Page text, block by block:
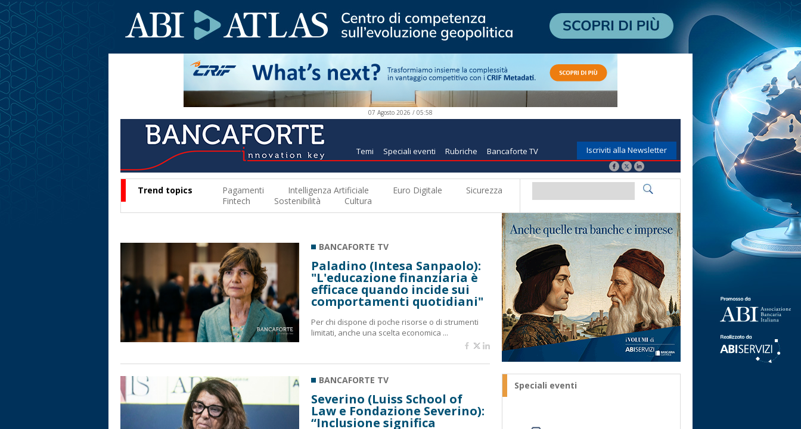
07 Agosto 2026 / 05:58
Temi Speciali eventi Rubriche Bancaforte TV Iscriviti alla Newsletter
Trend topics Pagamenti Intelligenza Artificiale Euro Digitale
Sicurezza
Fintech
Sostenibilità Cultura
BANCAFORTE TV
Paladino (Intesa Sanpaolo):
"L'educazione finanziaria è
efficace quando incide sui
comportamenti quotidiani"
Per chi dispone di poche risorse o di strumenti
limitati, anche una scelta economica ...
BANCAFORTE TV
Severino (Luiss School of
Law e Fondazione Severino):
“Inclusione significa
Speciali eventi